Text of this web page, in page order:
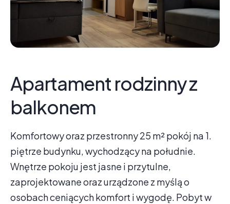
Apartament rodzinny z
balkonem
Komfortowy oraz przestronny 25 m² pokój na 1.
piętrze budynku, wychodzący na południe.
Wnętrze pokoju jest jasne i przytulne,
zaprojektowane oraz urządzone z myślą o
osobach ceniących komfort i wygodę. Pobyt w